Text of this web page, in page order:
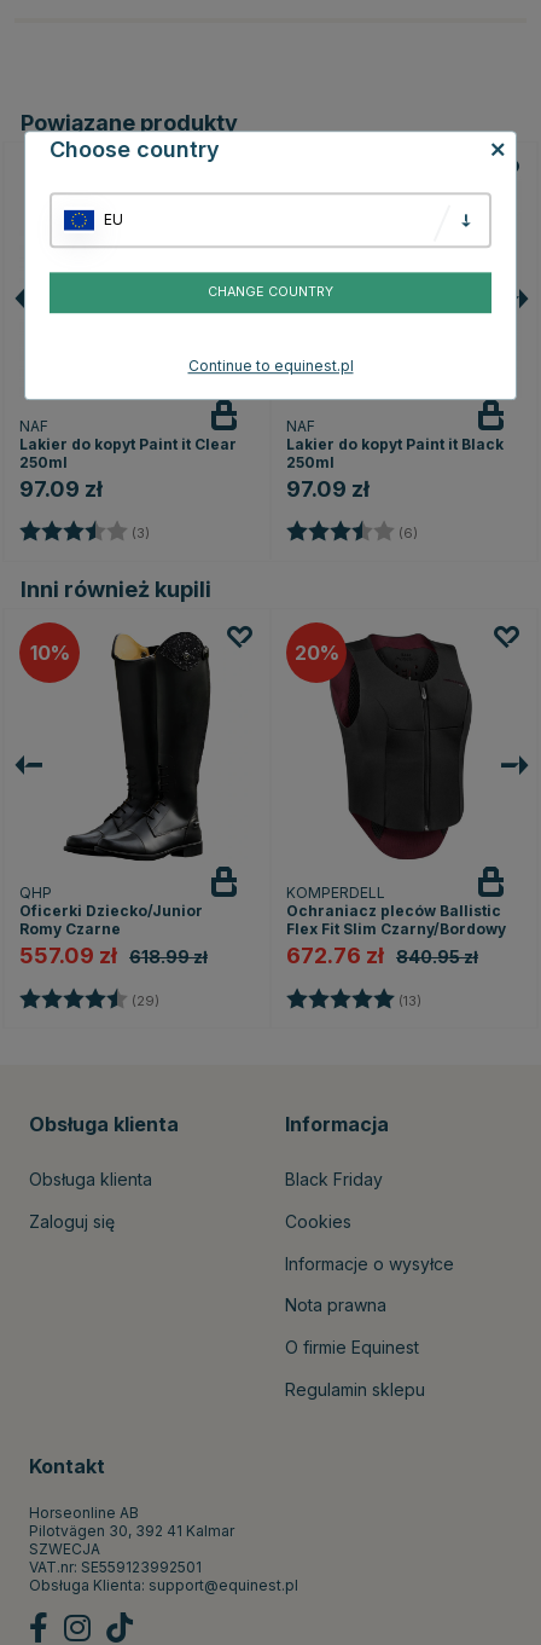
Powiązane produkty
NAF
Lakier do kopyt Paint it Clear
250ml
97.09 zł
Ocena: (3)
NAF
Lakier do kopyt Paint it Black
250ml
97.09 zł
Ocena: (6)
Inni również kupili
10
QHP
Oficerki Dziecko/Junior
Romy Czarne
557.09 zł 618.99 zł
Ocena: (29) 4.5 na 5 gwiazdek
20
KOMPERDELL
Ochraniacz pleców Ballistic
Flex Fit Slim Czarny/Bordowy
672.76 zł 840.95 zł
Ocena: (13)
Obsługa klienta
Obsługa klienta
Zaloguj się
Informacja
Black Friday
Cookies
Informacje o wysyłce
Nota prawna
O firmie Equinest
Regulamin sklepu
Kontakt
Horseonline AB
Pilotvägen 30, 392 41 Kalmar
SZWECJA
VAT.nr: SE559123992501
Obsługa Klienta: support@equinest.pl
Choose country
EU
CHANGE COUNTRY
Continue to equinest.pl